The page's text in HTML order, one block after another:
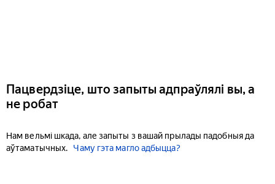
Пацвердзіце, што запыты адпраўлялі вы, а
не робат
Нам вельмі шкада, але запыты з вашай прылады падобныя да
аўтаматычных.
Чаму гэта магло адбыцца?